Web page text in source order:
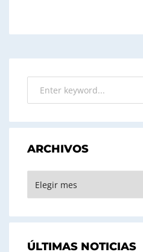
ARCHIVOS
ÚLTIMAS NOTICIAS